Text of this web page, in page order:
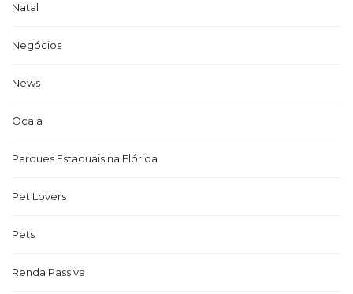
Natal
Negócios
News
Ocala
Parques Estaduais na Flórida
Pet Lovers
Pets
Renda Passiva